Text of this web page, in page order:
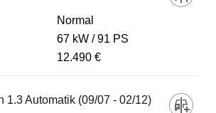
Normal
67 kW
91 PS
12.490 €
1.3 Automatik (09/07 - 02/12)